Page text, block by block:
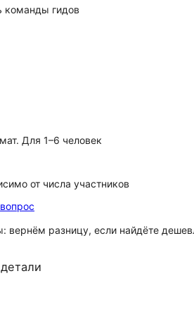
команды гидов
Для 1–6 человек
от числа участников
вернём разницу, если найдёте